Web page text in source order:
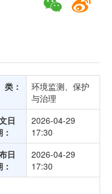
：
环境监测、保护
与治理
日
2026-04-29
17:30
日
2026-04-29
17:30